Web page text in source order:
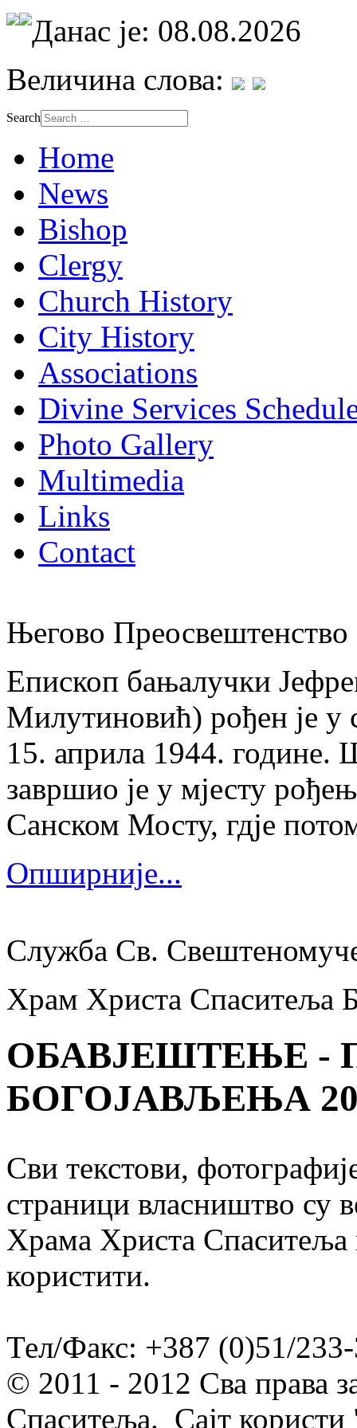
Данас је: 08.08.2026
Величина слова:
Search
Home
News
Bishop
Clergy
Church History
City History
Associations
Divine Services
Photo Gallery
Multimedia
Links
Contact
Његово
Епископ бањалучки
Милутиновић) рођен је у
15. априла 1944. године.
завршио је у мјесту
Санском Мосту, гдје
Опширније...
Служба Св.
Храм Христа Спаситеља
ОБАВЈЕШТЕЊЕ -
БОГОЈАВЉЕЊА
Сви текстови,
страници власништво су
Храма Христа Спаситеља
користити.
Тел/Факс: +387 (0)51/
© 2011 - 2012 Сва права
Спаситеља. Сајт